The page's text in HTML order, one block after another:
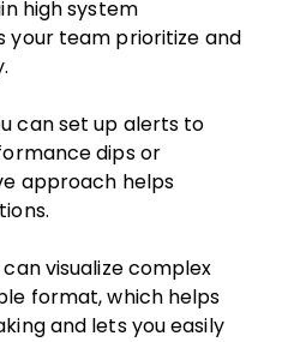
high system
your team prioritize and
can set up alerts to
dips or
approach helps
can visualize complex
format, which helps
and lets you easily